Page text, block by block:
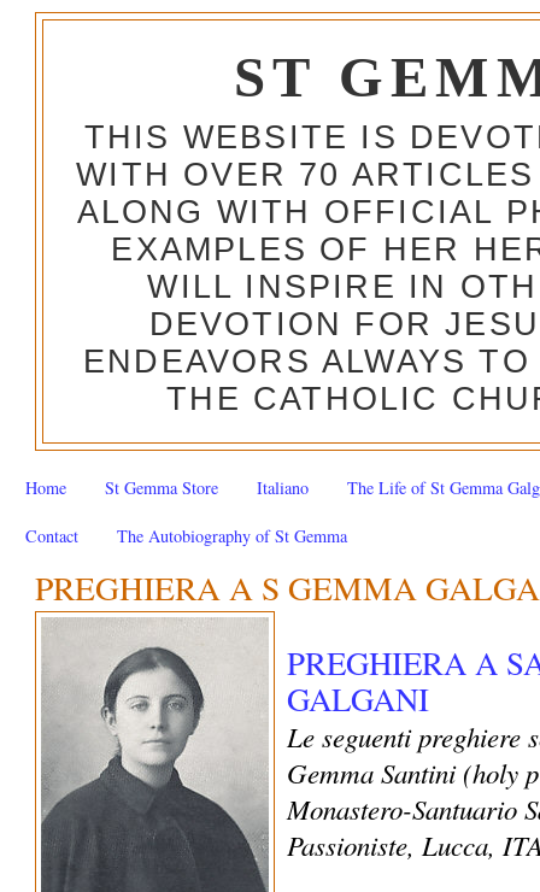
ST
THIS WEBSITE IS
WITH OVER 70
ALONG WITH OFFICIAL
EXAMPLES OF HER
WILL INSPIRE IN
DEVOTION FOR
ENDEAVORS ALWAYS
THE CATHOLIC
Home St Gemma Store Italiano The Life of St Gemma
Contact The Autobiography of St Gemma
PREGHIERA A S GEMMA
PREGHIERA A
GALGANI
Le seguenti preghiere
Gemma Santini (holy
Monastero-Santuario
Passioniste, Lucca,